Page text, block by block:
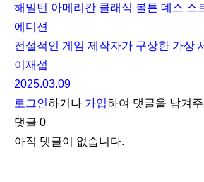
해밀턴 아메리칸 클래식 볼튼 데스 스
에디션
전설적인 게임 제작자가 구상한 가상
이재섭
2025.03.09
로그인하거나 가입하여 댓글을 남겨
댓글 0
아직 댓글이 없습니다.